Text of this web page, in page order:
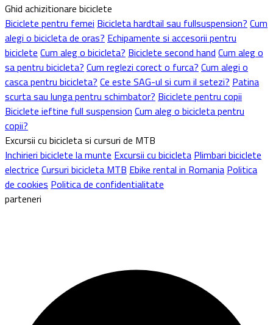
Ghid achizitionare biciclete
Biciclete pentru femei Bicicleta hardtail sau fullsuspension? Cum
alegi o bicicleta de oras? Echipamente si accesorii pentru
biciclete Cum aleg o bicicleta? Biciclete second hand Cum aleg o
sa pentru bicicleta? Cum reglezi corect o furca? Cum alegi o
casca pentru bicicleta? Ce este SAG-ul si cum il setezi? Patina
scurta sau lunga pentru schimbator? Biciclete pentru copii
Biciclete ieftine full suspension Cum aleg o bicicleta pentru
copii?
Excursii cu bicicleta si cursuri de MTB
Inchirieri biciclete la munte Excursii cu bicicleta Plimbari biciclete
electrice Cursuri bicicleta MTB Ebike rental in Romania Politica
de cookies Politica de confidentialitate
parteneri